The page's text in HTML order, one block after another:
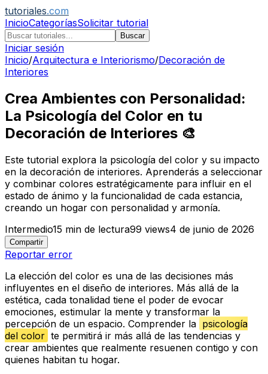
tutoriales.com
InicioCategoríasSolicitar tutorial
Buscar
Iniciar sesión
Inicio/Arquitectura e Interiorismo/Decoración de
Interiores
Crea Ambientes con Personalidad:
La Psicología del Color en tu
Decoración de Interiores 🎨
Este tutorial explora la psicología del color y su impacto
en la decoración de interiores. Aprenderás a seleccionar
y combinar colores estratégicamente para influir en el
estado de ánimo y la funcionalidad de cada estancia,
creando un hogar con personalidad y armonía.
Intermedio15 min de lectura99 views4 de junio de 2026
Compartir
Reportar error
La elección del color es una de las decisiones más
influyentes en el diseño de interiores. Más allá de la
estética, cada tonalidad tiene el poder de evocar
emociones, estimular la mente y transformar la
percepción de un espacio. Comprender la psicología
del color te permitirá ir más allá de las tendencias y
crear ambientes que realmente resuenen contigo y con
quienes habitan tu hogar.